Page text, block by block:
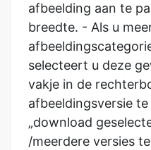
afbeelding aan te
breedte. - Als u
selecteert u deze
vakje in de
afbeeldingsversie
„download
/meerdere versies